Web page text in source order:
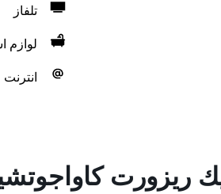
تلفاز
لوازم
انترنت
ريزورت